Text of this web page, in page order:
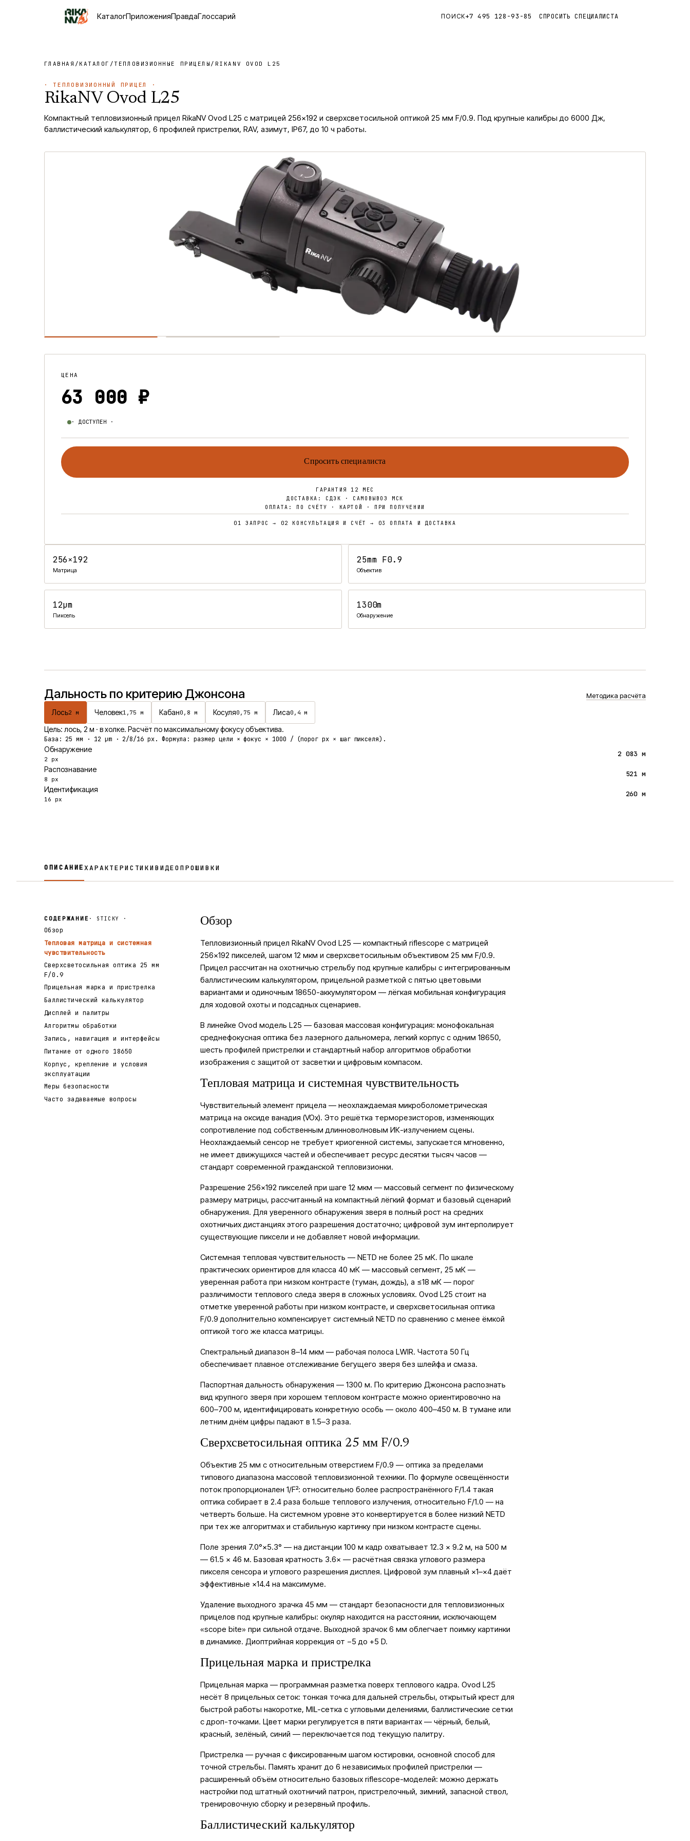
КаталогПриложенияПравдаГлоссарий ПОИСК+7 495 128-93-85 СПРОСИТЬ СПЕЦИАЛИСТА
ГЛАВНАЯ / КАТАЛОГ /ТЕПЛОВИЗИОННЫЕ ПРИЦЕЛЫ / RIKANV OVOD L25
· ТЕПЛОВИЗИОННЫЙ ПРИЦЕЛ ·
RikaNV Ovod L25
Компактный тепловизионный прицел RikaNV Ovod L25 с матрицей 256×192 и сверхсветосильной оптикой 25 мм F/0.9. Под крупные калибры до 6000 Дж,
баллистический калькулятор, 6 профилей пристрелки, RAV, азимут, IP67, до 10 ч работы.
ЦЕНА
63 000 ₽
· ДОСТУПЕН ·
Спросить специалиста
ГАРАНТИЯ 12 МЕС
ДОСТАВКА: СДЭК · САМОВЫВОЗ МСК
ОПЛАТА: ПО СЧЁТУ · КАРТОЙ · ПРИ ПОЛУЧЕНИИ
01 ЗАПРОС → 02 КОНСУЛЬТАЦИЯ И СЧЁТ → 03 ОПЛАТА И ДОСТАВКА
256×192
Матрица
25mm F0.9
Объектив
12μm
Пиксель
1300m
Обнаружение
Дальность по критерию Джонсона Методика расчёта
Лось2 м Человек1,75 м Кабан0,8 м Косуля0,75 м Лиса0,4 м
Цель: лось, 2 м · в холке. Расчёт по максимальному фокусу объектива.
База: 25 мм · 12 μm · 2/8/16 px. Формула: размер цели × фокус × 1000 / (порог px × шаг пикселя).
Обнаружение
2 px
2 083 м
Распознавание
8 px
521 м
Идентификация
16 px
260 м
ОПИСАНИЕХАРАКТЕРИСТИКИВИДЕОПРОШИВКИ
СОДЕРЖАНИЕ · STICKY ·
Обзор
Тепловая матрица и системная
чувствительность
Сверхсветосильная оптика 25 мм
F/0.9
Прицельная марка и пристрелка
Баллистический калькулятор
Дисплей и палитры
Алгоритмы обработки
Запись, навигация и интерфейсы
Питание от одного 18650
Корпус, крепление и условия
эксплуатации
Меры безопасности
Часто задаваемые вопросы
Обзор
Тепловизионный прицел RikaNV Ovod L25 — компактный riflescope с матрицей
256×192 пикселей, шагом 12 мкм и сверхсветосильным объективом 25 мм F/0.9.
Прицел рассчитан на охотничью стрельбу под крупные калибры с интегрированным
баллистическим калькулятором, прицельной разметкой с пятью цветовыми
вариантами и одиночным 18650-аккумулятором — лёгкая мобильная конфигурация
для ходовой охоты и подсадных сценариев.
В линейке Ovod модель L25 — базовая массовая конфигурация: монофокальная
среднефокусная оптика без лазерного дальномера, легкий корпус с одним 18650,
шесть профилей пристрелки и стандартный набор алгоритмов обработки
изображения с защитой от засветки и цифровым компасом.
Тепловая матрица и системная чувствительность
Чувствительный элемент прицела — неохлаждаемая микроболометрическая
матрица на оксиде ванадия (VOx). Это решётка терморезисторов, изменяющих
сопротивление под собственным длинноволновым ИК-излучением сцены.
Неохлаждаемый сенсор не требует криогенной системы, запускается мгновенно,
не имеет движущихся частей и обеспечивает ресурс десятки тысяч часов —
стандарт современной гражданской тепловизионки.
Разрешение 256×192 пикселей при шаге 12 мкм — массовый сегмент по физическому
размеру матрицы, рассчитанный на компактный лёгкий формат и базовый сценарий
обнаружения. Для уверенного обнаружения зверя в полный рост на средних
охотничьих дистанциях этого разрешения достаточно; цифровой зум интерполирует
существующие пиксели и не добавляет новой информации.
Системная тепловая чувствительность — NETD не более 25 мК. По шкале
практических ориентиров для класса 40 мК — массовый сегмент, 25 мК —
уверенная работа при низком контрасте (туман, дождь), а ≤18 мК — порог
различимости теплового следа зверя в сложных условиях. Ovod L25 стоит на
отметке уверенной работы при низком контрасте, и сверхсветосильная оптика
F/0.9 дополнительно компенсирует системный NETD по сравнению с менее ёмкой
оптикой того же класса матрицы.
Спектральный диапазон 8–14 мкм — рабочая полоса LWIR. Частота 50 Гц
обеспечивает плавное отслеживание бегущего зверя без шлейфа и смаза.
Паспортная дальность обнаружения — 1300 м. По критерию Джонсона распознать
вид крупного зверя при хорошем тепловом контрасте можно ориентировочно на
600–700 м, идентифицировать конкретную особь — около 400–450 м. В тумане или
летним днём цифры падают в 1.5–3 раза.
Сверхсветосильная оптика 25 мм F/0.9
Объектив 25 мм с относительным отверстием F/0.9 — оптика за пределами
типового диапазона массовой тепловизионной техники. По формуле освещённости
поток пропорционален 1/F²: относительно более распространённого F/1.4 такая
оптика собирает в 2.4 раза больше теплового излучения, относительно F/1.0 — на
четверть больше. На системном уровне это конвертируется в более низкий NETD
при тех же алгоритмах и стабильную картинку при низком контрасте сцены.
Поле зрения 7.0°×5.3° — на дистанции 100 м кадр охватывает 12.3 × 9.2 м, на 500 м
— 61.5 × 46 м. Базовая кратность 3.6× — расчётная связка углового размера
пикселя сенсора и углового разрешения дисплея. Цифровой зум плавный ×1–×4 даёт
эффективные ×14.4 на максимуме.
Удаление выходного зрачка 45 мм — стандарт безопасности для тепловизионных
прицелов под крупные калибры: окуляр находится на расстоянии, исключающем
«scope bite» при сильной отдаче. Выходной зрачок 6 мм облегчает поимку картинки
в динамике. Диоптрийная коррекция от −5 до +5 D.
Прицельная марка и пристрелка
Прицельная марка — программная разметка поверх теплового кадра. Ovod L25
несёт 8 прицельных сеток: тонкая точка для дальней стрельбы, открытый крест для
быстрой работы накоротке, MIL-сетка с угловыми делениями, баллистические сетки
с дроп-точками. Цвет марки регулируется в пяти вариантах — чёрный, белый,
красный, зелёный, синий — переключается под текущую палитру.
Пристрелка — ручная с фиксированным шагом юстировки, основной способ для
точной стрельбы. Память хранит до 6 независимых профилей пристрелки —
расширенный объём относительно базовых riflescope-моделей: можно держать
настройки под штатный охотничий патрон, пристрелочный, зимний, запасной ствол,
тренировочную сборку и резервный профиль.
Баллистический калькулятор